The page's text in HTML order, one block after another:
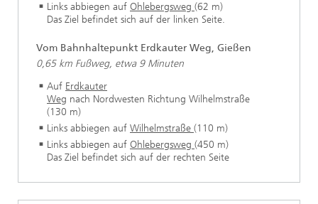
Links abbiegen auf Ohlebergsweg (62 m)
Das Ziel befindet sich auf der linken Seite.
Vom Bahnhaltepunkt Erdkauter Weg, Gießen
0,65 km Fußweg, etwa 9 Minuten
Auf Erdkauter
Weg nach Nordwesten Richtung Wilhelmstraße
(130 m)
Links abbiegen auf Wilhelmstraße (110 m)
Links abbiegen auf Ohlebergsweg (450 m)
Das Ziel befindet sich auf der rechten Seite